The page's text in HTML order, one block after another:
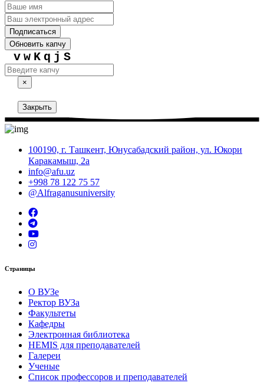
Подписаться
Обновить капчу
vwKqjS
×
Закрыть
100190, г. Ташкент, Юнусабадский район, ул. Юкори
Каракамыш, 2а
info@afu.uz
+998 78 122 75 57
@Alfraganusuniversity
Страницы
О ВУЗе
Ректор ВУЗа
Факультеты
Кафедры
Электронная библиотека
HEMIS для преподавателей
Галереи
Ученые
Список профессоров и преподавателей